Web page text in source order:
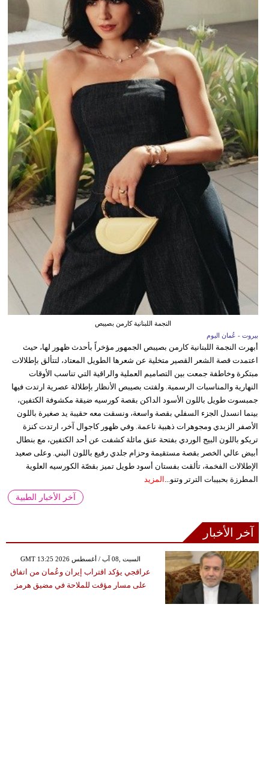
النجمة اللبنانية كارمن بصيبص
بيروت - عُمان اليوم
أبهرت النجمة اللبنانية كارمن بصيبص الجمهور مؤخراً بأحدث ظهور لها، حيث
اعتمدت قصة الشعر القصير متخلية عن شعرها الطويل المعتاد، لتتألق بإطلالات
مبتكرة وخاطفة جمعت بين التصاميم العملية والراقية التي تناسب الأوقات
النهارية والمناسبات الرسمية. ولفتت بصيبص الأنظار بإطلالة عصرية ارتدت فيها
جمبسوت طويل باللون الأسود الداكن بقصة كورسيه ضيقة مكشوفة الكتفين،
بينما انسدل الجزء السفلي بقصة واسعة، ونسقت معه حقيبة يد صغيرة باللون
الأصفر الزبدي ومجوهرات ذهبية ناعمة. وفي ظهور كاجوال آخر، ارتدت كنزة
تريكو باللون البيج الوردي بفتحة عنق مائلة كشفت عن أحد الكتفين، مع بنطال
أبيض عالي الخصر بقصة مستقيمة وحزام جلدي رفيع باللون البني. وعلى صعيد
الإطلالات الفخمة، تألقت بفستان أسود طويل تميز بقصّة الكورسيه العلوية
المطرزة بحبيبات الترتر وتنو... المزيد
آخر الأخبار الطبية
آخر الأخبار
GMT 13:25 2026 السبت ,08 آب / أغسطس
عراقجي يؤكد اقتراب إيران وعُمان من اتفاق
على مسار مؤقت للملاحة في مضيق هرمز